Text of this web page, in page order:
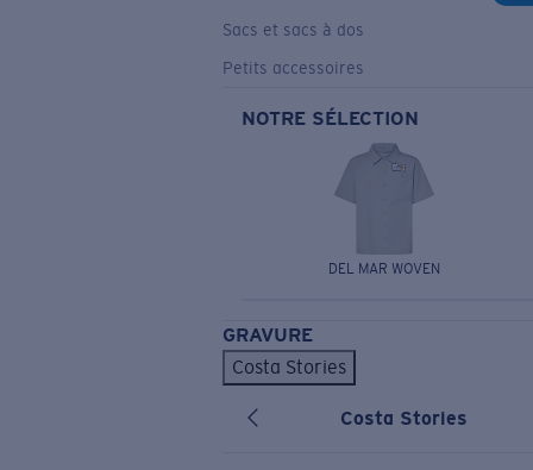
Sacs et sacs à dos
Petits accessoires
NOTRE SÉLECTION
DEL MAR WOVEN
GRAVURE
Costa Stories
Costa Stories